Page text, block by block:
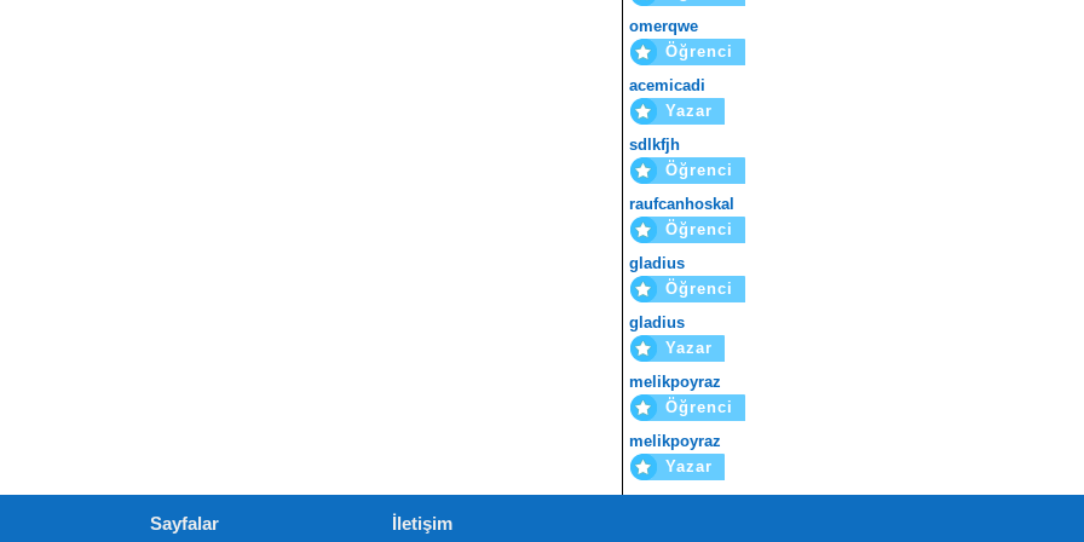
omerqwe
Öğrenci
acemicadi
Yazar
sdlkfjh
Öğrenci
raufcanhoskal
Öğrenci
gladius
Öğrenci
gladius
Yazar
melikpoyraz
Öğrenci
melikpoyraz
Yazar
Sayfalar İletişim